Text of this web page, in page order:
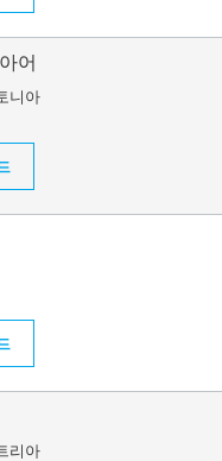
어
니아
리아